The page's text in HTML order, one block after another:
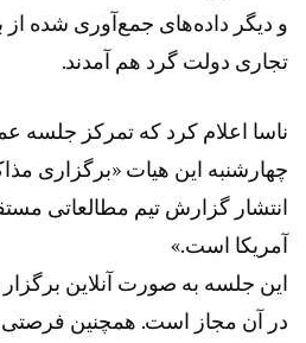
و دیگر داده‌های جمع‌آوری شده
تجاری دولت گرد هم آمدند.
ناسا اعلام کرد که تمرکز جلسه
چهارشنبه این هیات «برگزاری
انتشار گزارش تیم مطالعاتی
آمریکا است.»
این جلسه به صورت آنلاین
در آن مجاز است. همچنین فرصتی